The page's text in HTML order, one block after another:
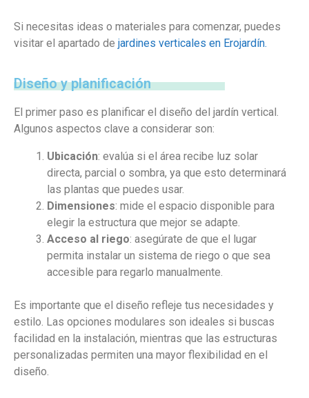
Si necesitas ideas o materiales para comenzar, puedes
visitar el apartado de jardines verticales en Erojardín.
Diseño y planificación
El primer paso es planificar el diseño del jardín vertical.
Algunos aspectos clave a considerar son:
Ubicación: evalúa si el área recibe luz solar
directa, parcial o sombra, ya que esto determinará
las plantas que puedes usar.
Dimensiones: mide el espacio disponible para
elegir la estructura que mejor se adapte.
Acceso al riego: asegúrate de que el lugar
permita instalar un sistema de riego o que sea
accesible para regarlo manualmente.
Es importante que el diseño refleje tus necesidades y
estilo. Las opciones modulares son ideales si buscas
facilidad en la instalación, mientras que las estructuras
personalizadas permiten una mayor flexibilidad en el
diseño.